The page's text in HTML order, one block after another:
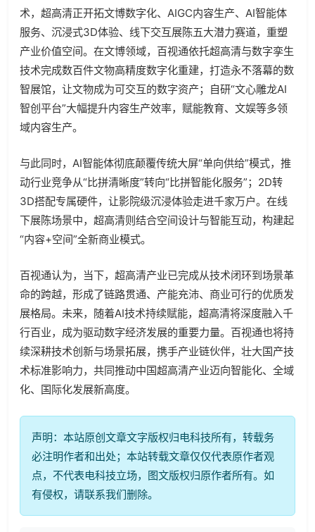
术，超高清正开拓文博数字化、AIGC内容生产、AI智能体
服务、沉浸式3D体验、线下交互展陈五大潜力赛道，重塑
产业价值空间。在文博领域，百视通依托超高清与数字孪生
技术完成数百件文物高精度数字化重建，打造永不落幕的数
智展馆，让文物成为可交互的数字资产；自研“文心雕龙AI
智创平台”大幅提升内容生产效率，赋能教育、文娱等多领
域内容生产。
与此同时，AI智能体彻底颠覆传统大屏“单向供给”模式，推
动行业竞争从“比拼清晰度”转向“比拼智能化服务”；2D转
3D搭配专属硬件，让影院级沉浸体验走进千家万户。在线
下展陈场景中，超高清则结合空间设计与智能互动，构建起
“内容+空间”全新商业模式。
百视通认为，当下，超高清产业已完成从技术闭环到场景革
命的跨越，形成了链路贯通、产能充沛、商业可行的优质发
展格局。未来，随着AI技术持续赋能，超高清将深度融入千
行百业，成为驱动数字经济发展的重要力量。百视通也将持
续深耕技术创新与场景拓展，携手产业链伙伴，壮大国产技
术标准影响力，共同推动中国超高清产业迈向智能化、全域
化、国际化发展新高度。
声明：本站原创文章文字版权归电科技所有，转载务
必注明作者和出处；本站转载文章仅仅代表原作者观
点，不代表电科技立场，图文版权归原作者所有。如
有侵权，请联系我们删除。